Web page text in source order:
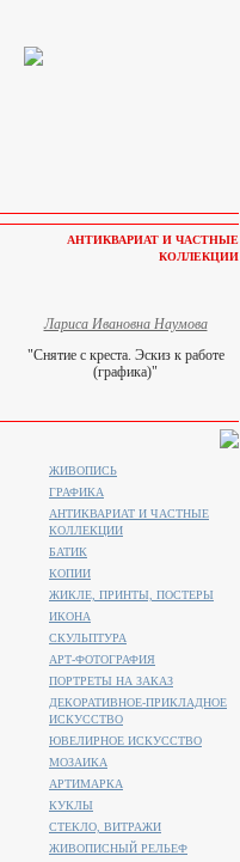
АНТИКВАРИАТ И ЧАСТНЫЕ
КОЛЛЕКЦИИ
Лариса Ивановна Наумова
"Снятие с креста. Эскиз к работе
(графика)"
ЖИВОПИСЬ
ГРАФИКА
АНТИКВАРИАТ И ЧАСТНЫЕ
КОЛЛЕКЦИИ
БАТИК
КОПИИ
ЖИКЛЕ, ПРИНТЫ, ПОСТЕРЫ
ИКОНА
СКУЛЬПТУРА
АРТ-ФОТОГРАФИЯ
ПОРТРЕТЫ НА ЗАКАЗ
ДЕКОРАТИВНОЕ-ПРИКЛАДНОЕ
ИСКУССТВО
ЮВЕЛИРНОЕ ИСКУССТВО
МОЗАИКА
АРТИМАРКА
КУКЛЫ
СТЕКЛО, ВИТРАЖИ
ЖИВОПИСНЫЙ РЕЛЬЕФ